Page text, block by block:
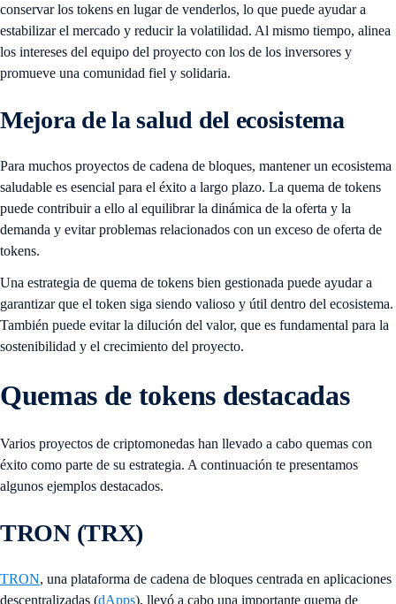
conservar los tokens en lugar de venderlos, lo que puede ayudar a
estabilizar el mercado y reducir la volatilidad. Al mismo tiempo, alinea
los intereses del equipo del proyecto con los de los inversores y
promueve una comunidad fiel y solidaria.
Mejora de la salud del ecosistema
Para muchos proyectos de cadena de bloques, mantener un ecosistema
saludable es esencial para el éxito a largo plazo. La quema de tokens
puede contribuir a ello al equilibrar la dinámica de la oferta y la
demanda y evitar problemas relacionados con un exceso de oferta de
tokens.
Una estrategia de quema de tokens bien gestionada puede ayudar a
garantizar que el token siga siendo valioso y útil dentro del ecosistema.
También puede evitar la dilución del valor, que es fundamental para la
sostenibilidad y el crecimiento del proyecto.
Quemas de tokens destacadas
Varios proyectos de criptomonedas han llevado a cabo quemas con
éxito como parte de su estrategia. A continuación te presentamos
algunos ejemplos destacados.
TRON (TRX)
TRON, una plataforma de cadena de bloques centrada en aplicaciones
descentralizadas (dApps), llevó a cabo una importante quema de